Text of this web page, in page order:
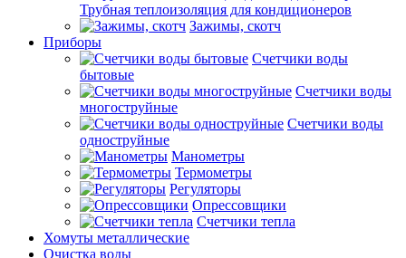
Трубная теплоизоляция для кондиционеров
Зажимы, скотч
Приборы
Счетчики воды
бытовые
Счетчики воды
многоструйные
Счетчики воды
одноструйные
Манометры
Термометры
Регуляторы
Опрессовщики
Счетчики тепла
Хомуты металлические
Очистка воды